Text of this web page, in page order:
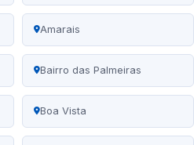
Amarais
Bairro das Palmeiras
Boa Vista